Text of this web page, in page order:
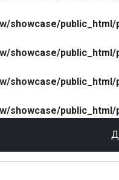
showcase/
showcase/
showcase/
showcase/